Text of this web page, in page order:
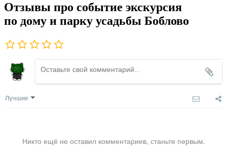
Отзывы про событие экскурсия
по дому и парку усадьбы Боблово
Лучшие
Никто ещё не оставил комментариев, станьте первым.